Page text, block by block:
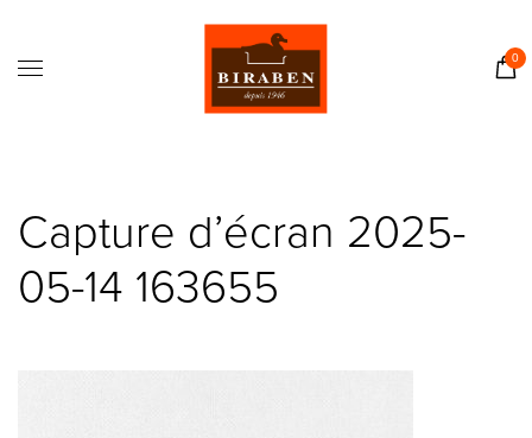
0
Contact
Capture d’écran 2025-
05-14 163655